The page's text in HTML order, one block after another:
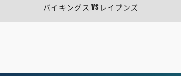
バイキングス VS レイブンズ